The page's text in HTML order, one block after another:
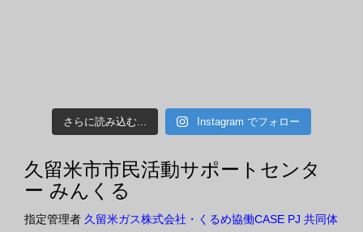
さらに読み込む... Instagram でフォロー
久留米市市民活動サポートセンタ
ー みんくる
指定管理者 久留米ガス株式会社・くるめ協働CASE PJ 共同体